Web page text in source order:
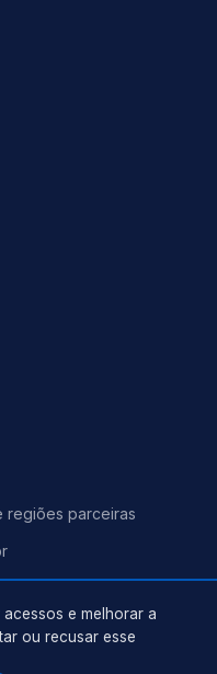
regiões parceiras
e melhorar a
ou recusar esse